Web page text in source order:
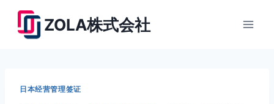
ZOLA株式会社
日本经营管理签证